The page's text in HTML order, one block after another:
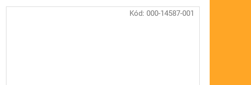
Kód: 000-14587-001